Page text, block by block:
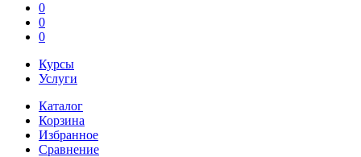
0
0
0
Курсы
Услуги
Каталог
Корзина
Избранное
Сравнение